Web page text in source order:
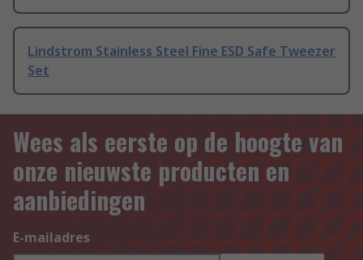
Lindstrom Stainless Steel Fine ESD Safe Tweezer
Set
Wees als eerste op de hoogte van
onze nieuwste producten en
aanbiedingen
E-mailadres